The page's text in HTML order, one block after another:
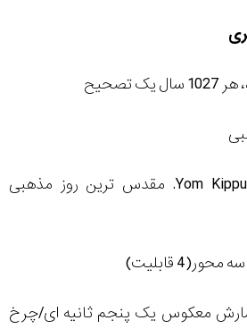
Yom. مقدس ترین روز مذهبی
قابلیت)
شمارش معکوس یک پنجم ثانیه ای/چرخ